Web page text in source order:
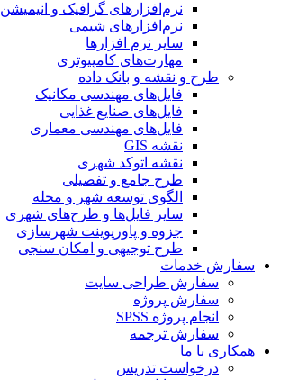
نرم‌افزارهای گرافیک و انیمیشن
نرم‌افزارهای شیمی
سایر نرم افزارها
مهارت‌های کامپیوتری
طرح و نقشه و بانک داده
فایل‌های مهندسی مکانیک
فایل‌های صنایع غذایی
فایل‌های مهندسی معماری
نقشه GIS
نقشه اتوکد شهری
طرح جامع و تفصیلی
الگوی توسعه شهر و محله
سایر فایل‌ها و طرح‌های شهری
جزوه و پاورپوینت شهرسازی
طرح توجیهی و امکان سنجی
سفارش خدمات
سفارش طراحی سایت
سفارش پروژه
انجام پروژه SPSS
سفارش ترجمه
همکاری با ما
درخواست تدریس